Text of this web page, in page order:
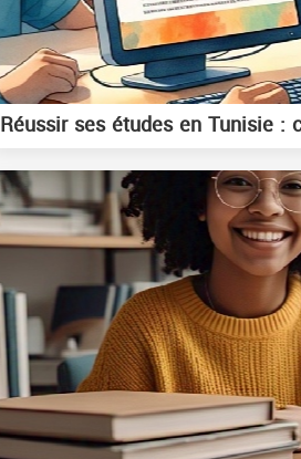
Réussir ses études en Tunisie :